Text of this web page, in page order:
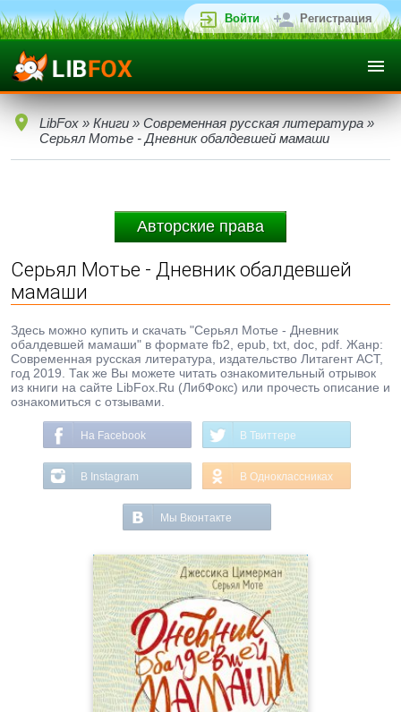
Войти Регистрация
LibFox » Книги » Современная русская литература »
Серьял Мотье - Дневник обалдевшей мамаши
Авторские права
Серьял Мотье - Дневник обалдевшей
мамаши
Здесь можно купить и скачать "Серьял Мотье - Дневник
обалдевшей мамаши" в формате fb2, epub, txt, doc, pdf. Жанр:
Современная русская литература, издательство Литагент АСТ,
год 2019. Так же Вы можете читать ознакомительный отрывок
из книги на сайте LibFox.Ru (ЛибФокс) или прочесть описание и
ознакомиться с отзывами.
На Facebook В Твиттере
В Instagram В Одноклассниках
Мы Вконтакте